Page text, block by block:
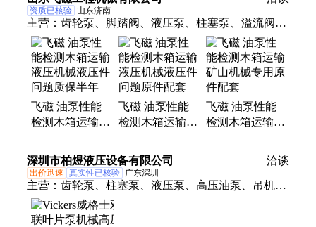
运输造板机械
资质已核验 山东济南
主营： 齿轮泵、脚踏阀、液压泵、柱塞泵、溢流阀、
双联泵、控制阀、泵马达、多路阀、试验台、力源液
压泵、摆线液压马达、华德液压泵、液压泵维修实验
台、液压泵维修、液压油缸、枫阳液压、轴向柱塞泵
飞磁 油泵性能
检测木箱运输液
题质保半年
飞磁 油泵性能
检测木箱运输液
题原件配套
飞磁 油泵性能
检测木箱运输矿
深圳市柏煜液压设备有限公司 洽谈
出价迅速 真实性已核验 广东深圳
主营： 齿轮泵、柱塞泵、液压泵、高压油泵、吊机油
泵、液压油泵、液压站油泵、印刷设备油泵、叶片
泵、双联泵、工业设备、造纸设备、制造设备、液压